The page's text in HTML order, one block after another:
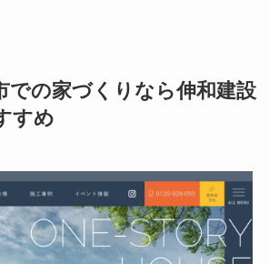
での家づくりなら伸和建設
すめ